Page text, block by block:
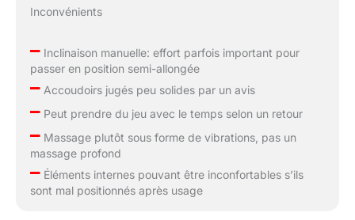
Inconvénients
–Inclinaison manuelle: effort parfois important pour
passer en position semi-allongée
–Accoudoirs jugés peu solides par un avis
–Peut prendre du jeu avec le temps selon un retour
–Massage plutôt sous forme de vibrations, pas un
massage profond
–Éléments internes pouvant être inconfortables s’ils
sont mal positionnés après usage